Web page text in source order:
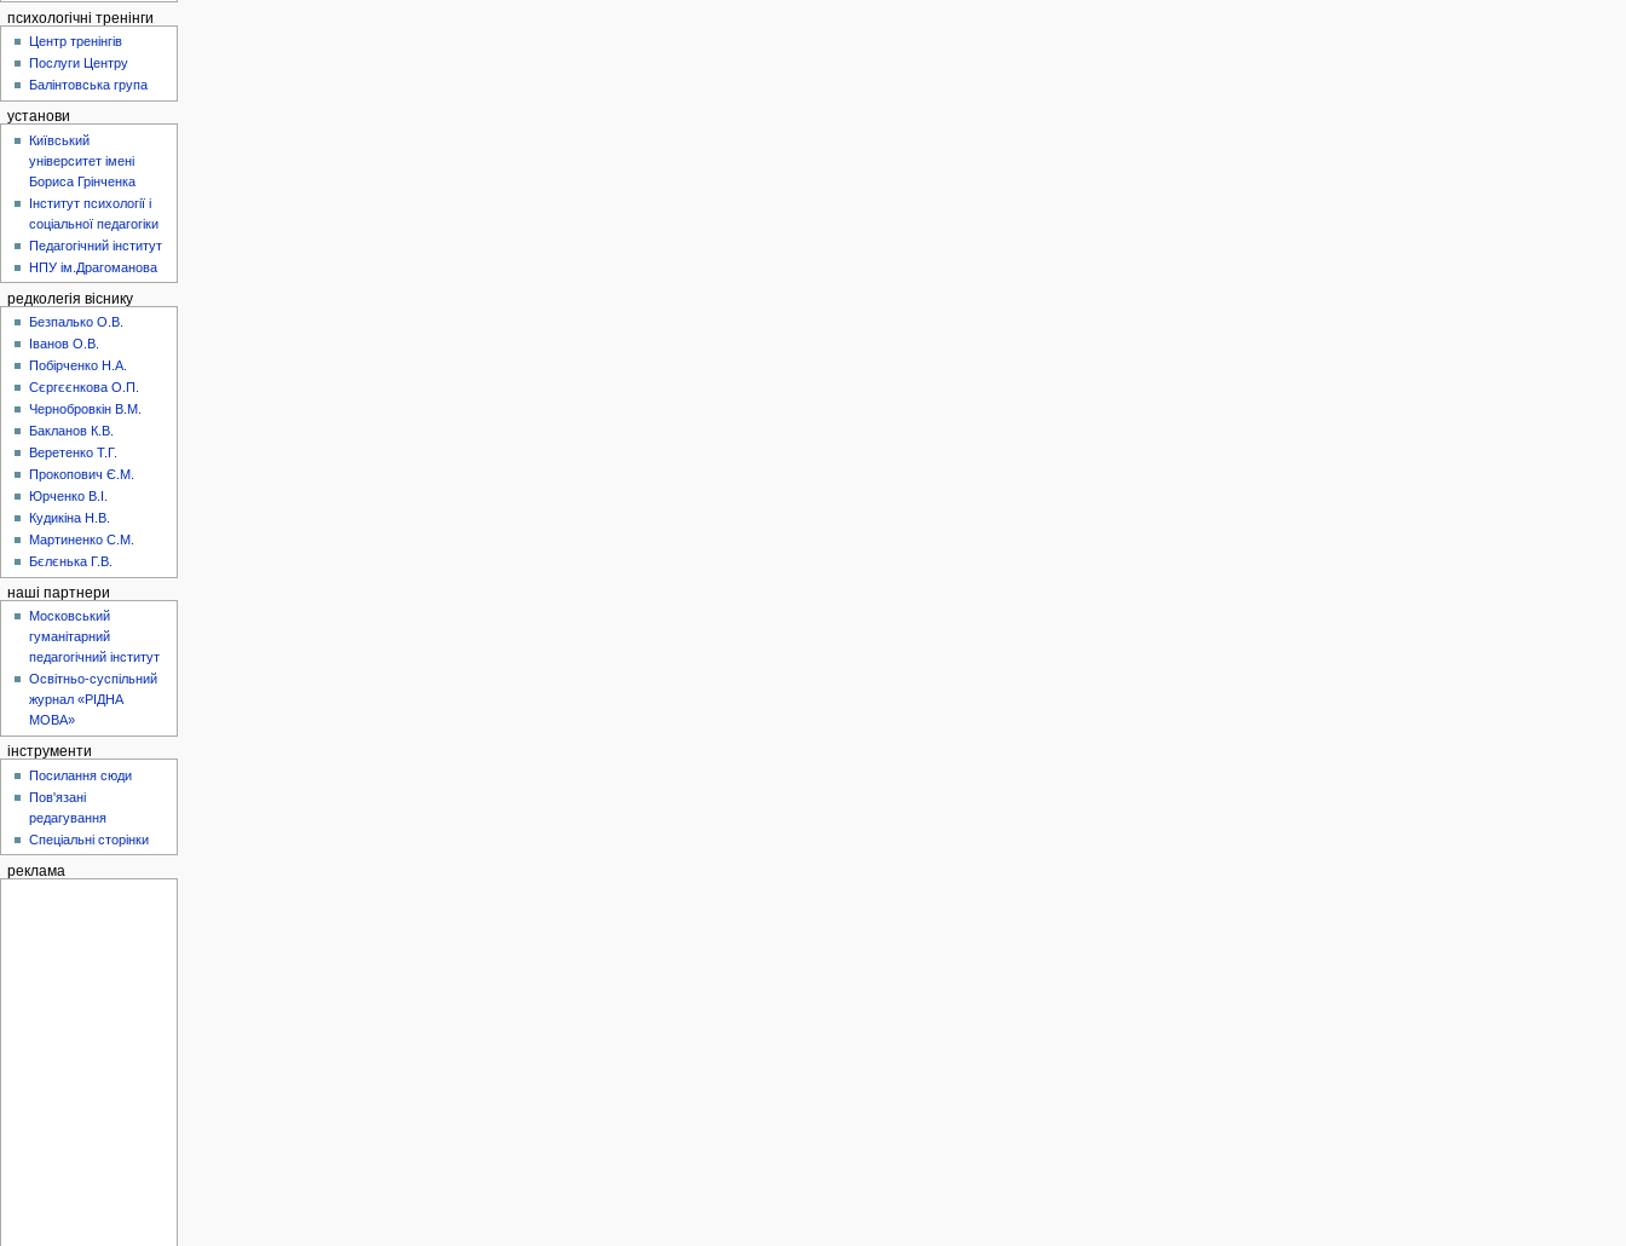
психологічні тренінги
Центр тренінгів
Послуги Центру
Балінтовська група
установи
Київський
університет імені
Бориса Грінченка
Інститут психології і
соціальної педагогіки
Педагогічний інститут
НПУ ім.Драгоманова
редколегія віснику
Безпалько О.В.
Іванов О.В.
Побірченко Н.А.
Сєргєєнкова О.П.
Чернобровкін В.М.
Бакланов К.В.
Веретенко Т.Г.
Прокопович Є.М.
Юрченко В.І.
Кудикіна Н.В.
Мартиненко С.М.
Бєлєнька Г.В.
наші партнери
Московський
гуманітарний
педагогічний інститут
Освітньо-суспільний
журнал «РІДНА
МОВА»
інструменти
Посилання сюди
Пов'язані
редагування
Спеціальні сторінки
реклама